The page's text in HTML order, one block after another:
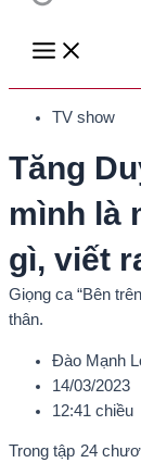
Main
Menu
TV show
Tăng
mình là
gì, viết
Giọng ca “Bên
thân.
Đào Mạnh
14/03/2023
12:41 chiều
Trong tập 24